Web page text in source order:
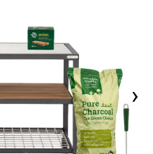
›